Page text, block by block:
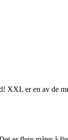
er en av de